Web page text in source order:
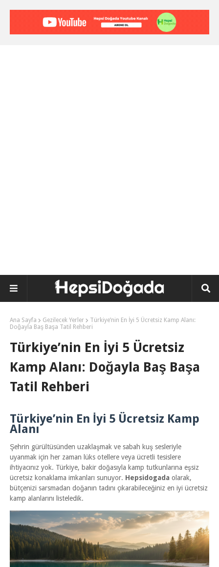
Ana Sayfa Gezilecek Yerler
Türkiye’nin En İyi 5 Ücretsiz Kamp Alanı:
Doğayla Baş Başa Tatil Rehberi
Türkiye’nin En İyi 5 Ücretsiz
Kamp Alanı: Doğayla Baş Başa
Tatil Rehberi
Türkiye’nin En İyi 5 Ücretsiz Kamp
Alanı
​Şehrin gürültüsünden uzaklaşmak ve sabah kuş sesleriyle
uyanmak için her zaman lüks otellere veya ücretli tesislere
ihtiyacınız yok. Türkiye, bakir doğasıyla kamp tutkunlarına eşsiz
ücretsiz konaklama imkanları sunuyor. Hepsidogada olarak,
bütçenizi sarsmadan doğanın tadını çıkarabileceğiniz en iyi ücretsiz
kamp alanlarını listeledik.